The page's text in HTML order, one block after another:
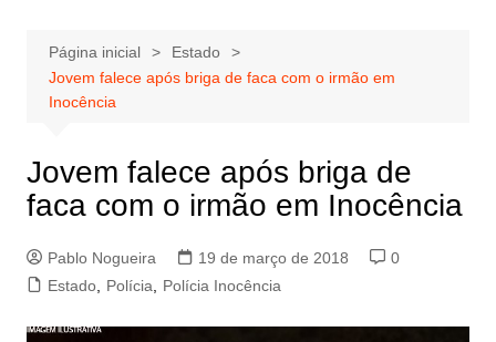
Página inicial
Estado
Jovem falece após briga de faca com o irmão em
Inocência
Jovem falece após briga de
faca com o irmão em Inocência
Pablo Nogueira 19 de março de 2018
0
Estado, Polícia Polícia Inocência